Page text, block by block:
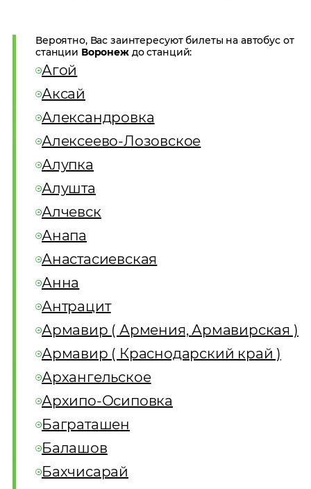
Вероятно, Вас заинтересуют билеты на автобус от
станции Воронеждо станций:
Агой
Аксай
Александровка
Алексеево-Лозовское
Алупка
Алушта
Алчевск
Анапа
Анастасиевская
Анна
Антрацит
Армавир ( Армения, Армавирская )
Армавир ( Краснодарский край )
Архангельское
Архипо-Осиповка
Баграташен
Балашов
Бахчисарай